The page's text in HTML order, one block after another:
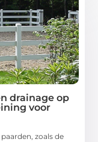
drainage op
voor
zoals de